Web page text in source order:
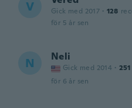
V Gick med 2017 · 128
för 5 år sen
N Neli
Gick med 2014 · 251
för 6 år sen